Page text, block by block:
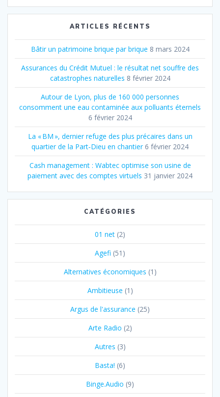
:
ARTICLES RÉCENTS
Bâtir un patrimoine brique par brique 8 mars 2024
Assurances du Crédit Mutuel : le résultat net souffre des
catastrophes naturelles 8 février 2024
Autour de Lyon, plus de 160 000 personnes
consomment une eau contaminée aux polluants éternels
6 février 2024
La « BM », dernier refuge des plus précaires dans un
quartier de la Part‐Dieu en chantier 6 février 2024
Cash management : Wabtec optimise son usine de
paiement avec des comptes virtuels 31 janvier 2024
CATÉGORIES
01 net (2)
Agefi (51)
Alternatives économiques (1)
Ambitieuse (1)
Argus de l'assurance (25)
Arte Radio (2)
Autres (3)
Basta! (6)
Binge.Audio (9)